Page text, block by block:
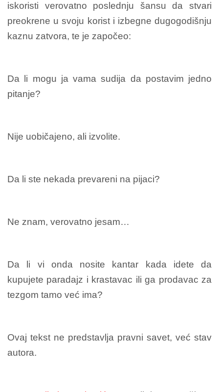
iskoristi verovatno poslednju šansu da stvari
preokrene u svoju korist i izbegne dugogodišnju
kaznu zatvora, te je započeo:
Da li mogu ja vama sudija da postavim jedno
pitanje?
Nije uobičajeno, ali izvolite.
Da li ste nekada prevareni na pijaci?
Ne znam, verovatno jesam…
Da li vi onda nosite kantar kada idete da
kupujete paradajz i krastavac ili ga prodavac za
tezgom tamo već ima?
Ovaj tekst ne predstavlja pravni savet, već stav
autora.